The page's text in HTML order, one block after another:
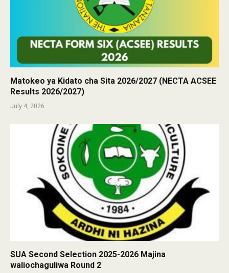
Matokeo ya Kidato cha Sita 2026/2027 (NECTA ACSEE
Results 2026/2027)
July 4, 2026
SUA Second Selection 2025-2026 Majina
waliochaguliwa Round 2